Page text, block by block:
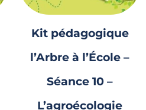
Kit pédagogique
l’Arbre à l’École –
Séance 10 –
L’agroécologie